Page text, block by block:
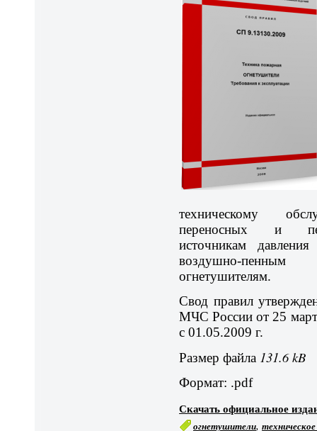
техническому
переносных и
источникам
воздушно-пенным
огнетушителям.
Свод правил
МЧС России от 25
с 01.05.2009 г.
Размер файла 131.6 kB
Формат: .pdf
Скачать официальное
огнетушители,